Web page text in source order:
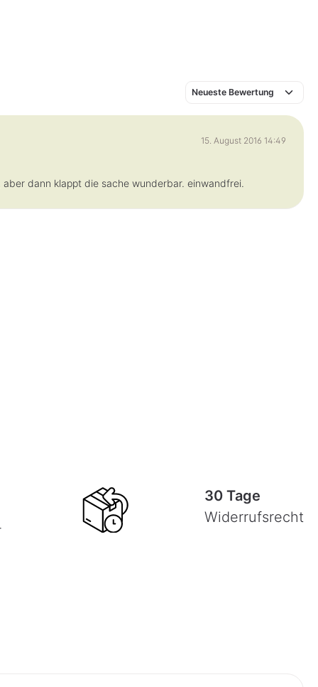
:
15. August 2016 14:49
dann klappt die sache wunderbar. einwandfrei.
30 Tage
Widerrufsrecht